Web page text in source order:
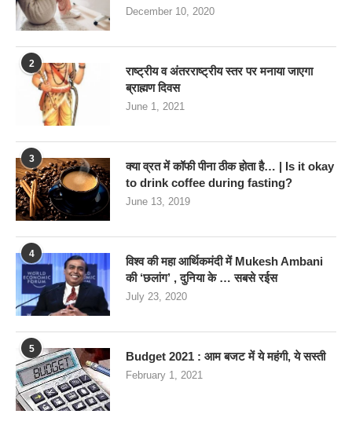
December 10, 2020
2
राष्ट्रीय व अंतरराष्ट्रीय स्तर पर मनाया जाएगा
ब्राह्मण दिवस
June 1, 2021
3
क्या व्रत में कॉफी पीना ठीक होता है… | Is it okay
to drink coffee during fasting?
June 13, 2019
4
विश्व की महा आर्थिकमंदी में Mukesh Ambani
की ‘छलांग’ , दुनिया के … सबसे रईस
July 23, 2020
5
Budget 2021 : आम बजट में ये महंगी, ये सस्‍ती
February 1, 2021